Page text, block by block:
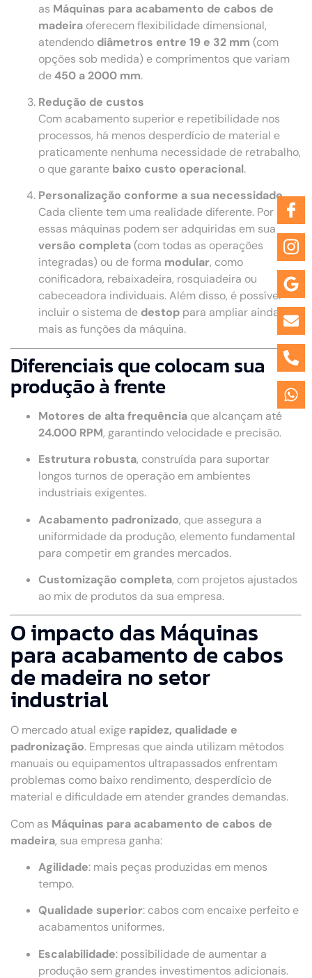
as Máquinas para acabamento de cabos de
madeira oferecem flexibilidade dimensional,
atendendo diâmetros entre 19 e 32 mm (com
opções sob medida) e comprimentos que variam
de450 a 2000 mm.
Redução de custos
Com acabamento superior e repetibilidade nos
processos, há menos desperdício de material e
praticamente nenhuma necessidade de retrabalho,
o que garante baixo custo operacional.
Personalização conforme a sua necessidade
Cada cliente tem uma realidade diferente. Por isso,
essas máquinas podem ser adquiridas em sua
versão completa (com todas as operações
integradas) ou de forma modular, como
conificadora, rebaixadeira, rosquiadeira ou
cabeceadora individuais. Além disso, é possível
incluir o sistema de destop para ampliar ainda
mais as funções da máquina.
Diferenciais que colocam sua
produção à frente
Motores de alta frequência que alcançam até
24.000 RPM, garantindo velocidade e precisão.
Estrutura robusta, construída para suportar
longos turnos de operação em ambientes
industriais exigentes.
Acabamento padronizado, que assegura a
uniformidade da produção, elemento fundamental
para competir em grandes mercados.
Customização completa, com projetos ajustados
ao mix de produtos da sua empresa.
O impacto das Máquinas
para acabamento de cabos
de madeira no setor
industrial
O mercado atual exige rapidez, qualidade e
padronização. Empresas que ainda utilizam métodos
manuais ou equipamentos ultrapassados enfrentam
problemas como baixo rendimento, desperdício de
material e dificuldade em atender grandes demandas.
Com as Máquinas para acabamento de cabos de
madeira, sua empresa ganha:
Agilidade: mais peças produzidas em menos
tempo.
Qualidade superior: cabos com encaixe perfeito e
acabamentos uniformes.
Escalabilidade: possibilidade de aumentar a
produção sem grandes investimentos adicionais.